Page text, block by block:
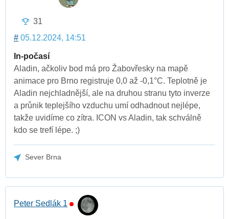
31
# 05.12.2024, 14:51
In-počasí
Aladin, ačkoliv bod má pro Žabovřesky na mapě
animace pro Brno registruje 0,0 až -0,1°C. Teplotně je
Aladin nejchladnější, ale na druhou stranu tyto inverze
a průnik teplejšího vzduchu umí odhadnout nejlépe,
takže uvidíme co zítra. ICON vs Aladin, tak schválně
kdo se trefí lépe. ;)
Sever Brna
Peter Sedlák 1